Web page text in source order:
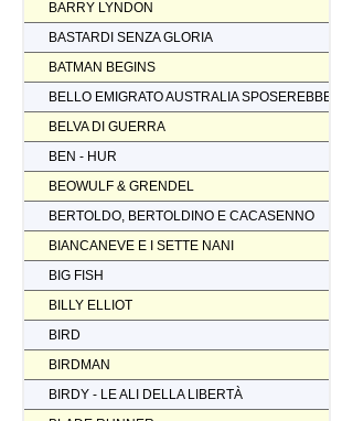
BARRY LYNDON
BASTARDI SENZA GLORIA
BATMAN BEGINS
BELLO EMIGRATO AUSTRALIA SPOSEREBBE
BELVA DI GUERRA
BEN - HUR
BEOWULF & GRENDEL
BERTOLDO, BERTOLDINO E CACASENNO
BIANCANEVE E I SETTE NANI
BIG FISH
BILLY ELLIOT
BIRD
BIRDMAN
BIRDY - LE ALI DELLA LIBERTÀ